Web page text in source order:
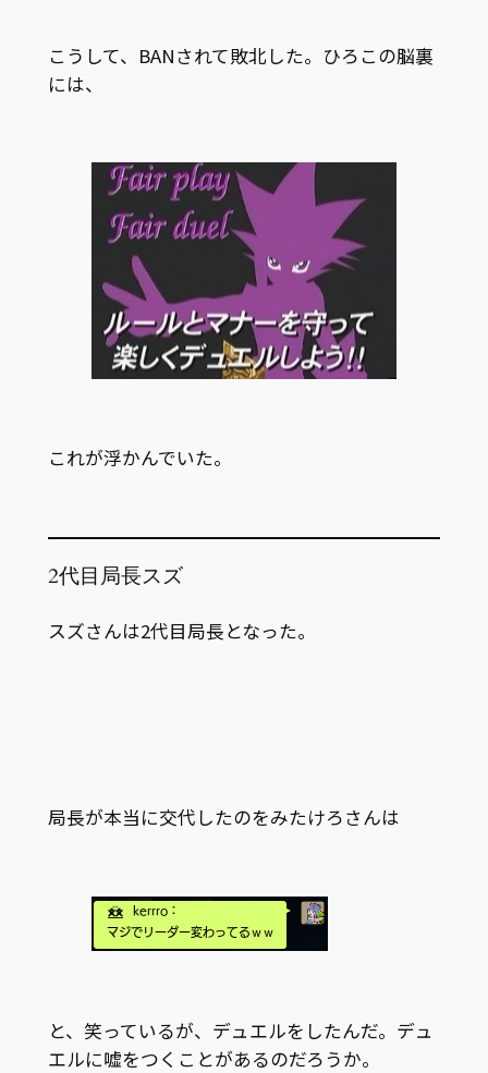
こうして、BANされて敗北した。ひろこの脳裏
には、
これが浮かんでいた。
2代目局長スズ
スズさんは2代目局長となった。
局長が本当に交代したのをみたけろさんは
と、笑っているが、デュエルをしたんだ。デュ
エルに嘘をつくことがあるのだろうか。